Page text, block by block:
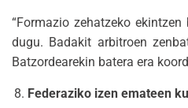
“Formazio zehatzeko
dugu. Badakit arbitroen
Batzordearekin batera era
Federaziko izen emateen